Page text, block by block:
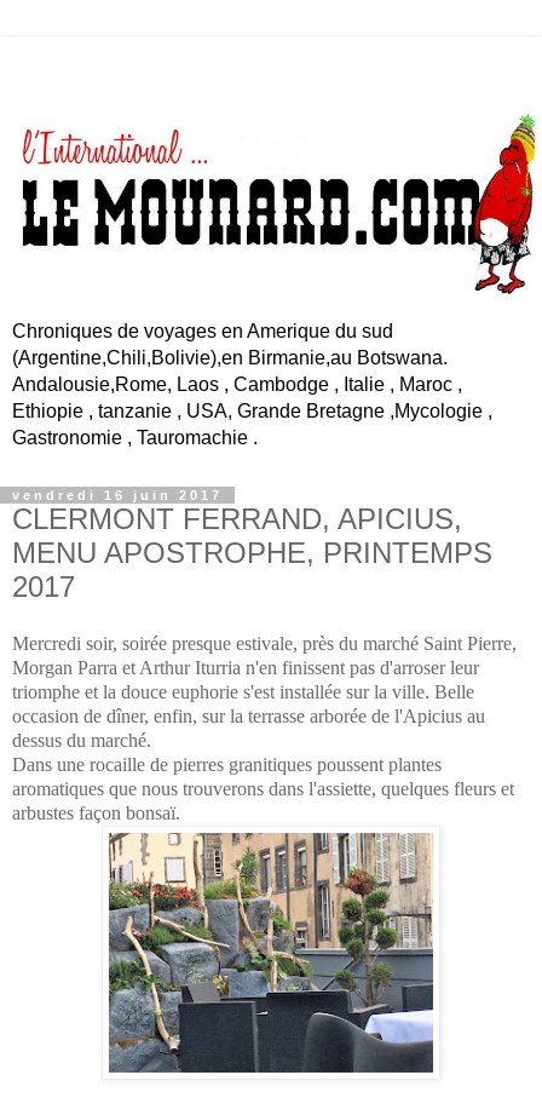
Chroniques de voyages en Amerique du sud
(Argentine,Chili,Bolivie),en Birmanie,au Botswana.
Andalousie,Rome, Laos , Cambodge , Italie , Maroc ,
Ethiopie , tanzanie , USA, Grande Bretagne ,Mycologie ,
Gastronomie , Tauromachie .
vendredi 16 juin 2017
CLERMONT FERRAND, APICIUS,
MENU APOSTROPHE, PRINTEMPS
2017
Mercredi soir, soirée presque estivale, près du marché Saint Pierre,
Morgan Parra et Arthur Iturria n'en finissent pas d'arroser leur
triomphe et la douce euphorie s'est installée sur la ville. Belle
occasion de dîner, enfin, sur la terrasse arborée de l'Apicius au
dessus du marché.
Dans une rocaille de pierres granitiques poussent plantes
aromatiques que nous trouverons dans l'assiette, quelques fleurs et
arbustes façon bonsaï.